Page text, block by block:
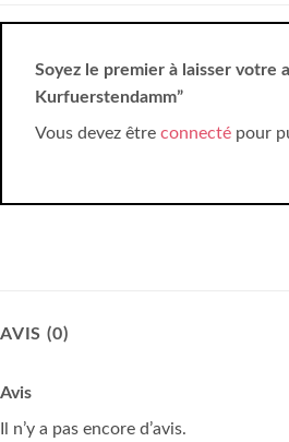
Soyez le premier à laisser votre
Kurfuerstendamm”
Vous devez être connecté pour
AVIS (0)
Avis
Il n’y a pas encore d’avis.